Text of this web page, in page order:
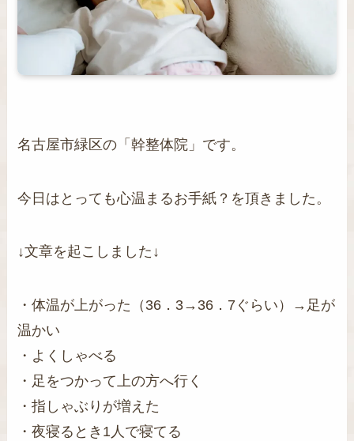
名古屋市緑区の「幹整体院」です。
今日はとっても心温まるお手紙？を頂きました。
↓文章を起こしました↓
・体温が上がった（36．3→36．7ぐらい）→足が
温かい
・よくしゃべる
・足をつかって上の方へ行く
・指しゃぶりが増えた
・夜寝るとき1人で寝てる